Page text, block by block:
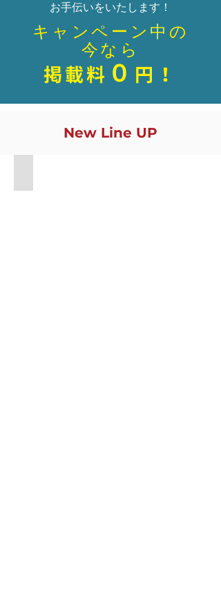
お手伝いをいたします！
キャンペーン中の
今なら
掲載料 ０ 円！
New Line UP